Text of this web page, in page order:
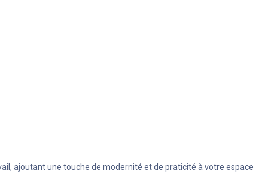
ajoutant une touche de modernité et de praticité à votre espace